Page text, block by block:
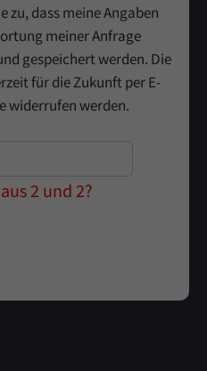
zu, dass meine Angaben
meiner Anfrage
gespeichert werden. Die
für die Zukunft per E-
widerrufen werden.
2 und 2?